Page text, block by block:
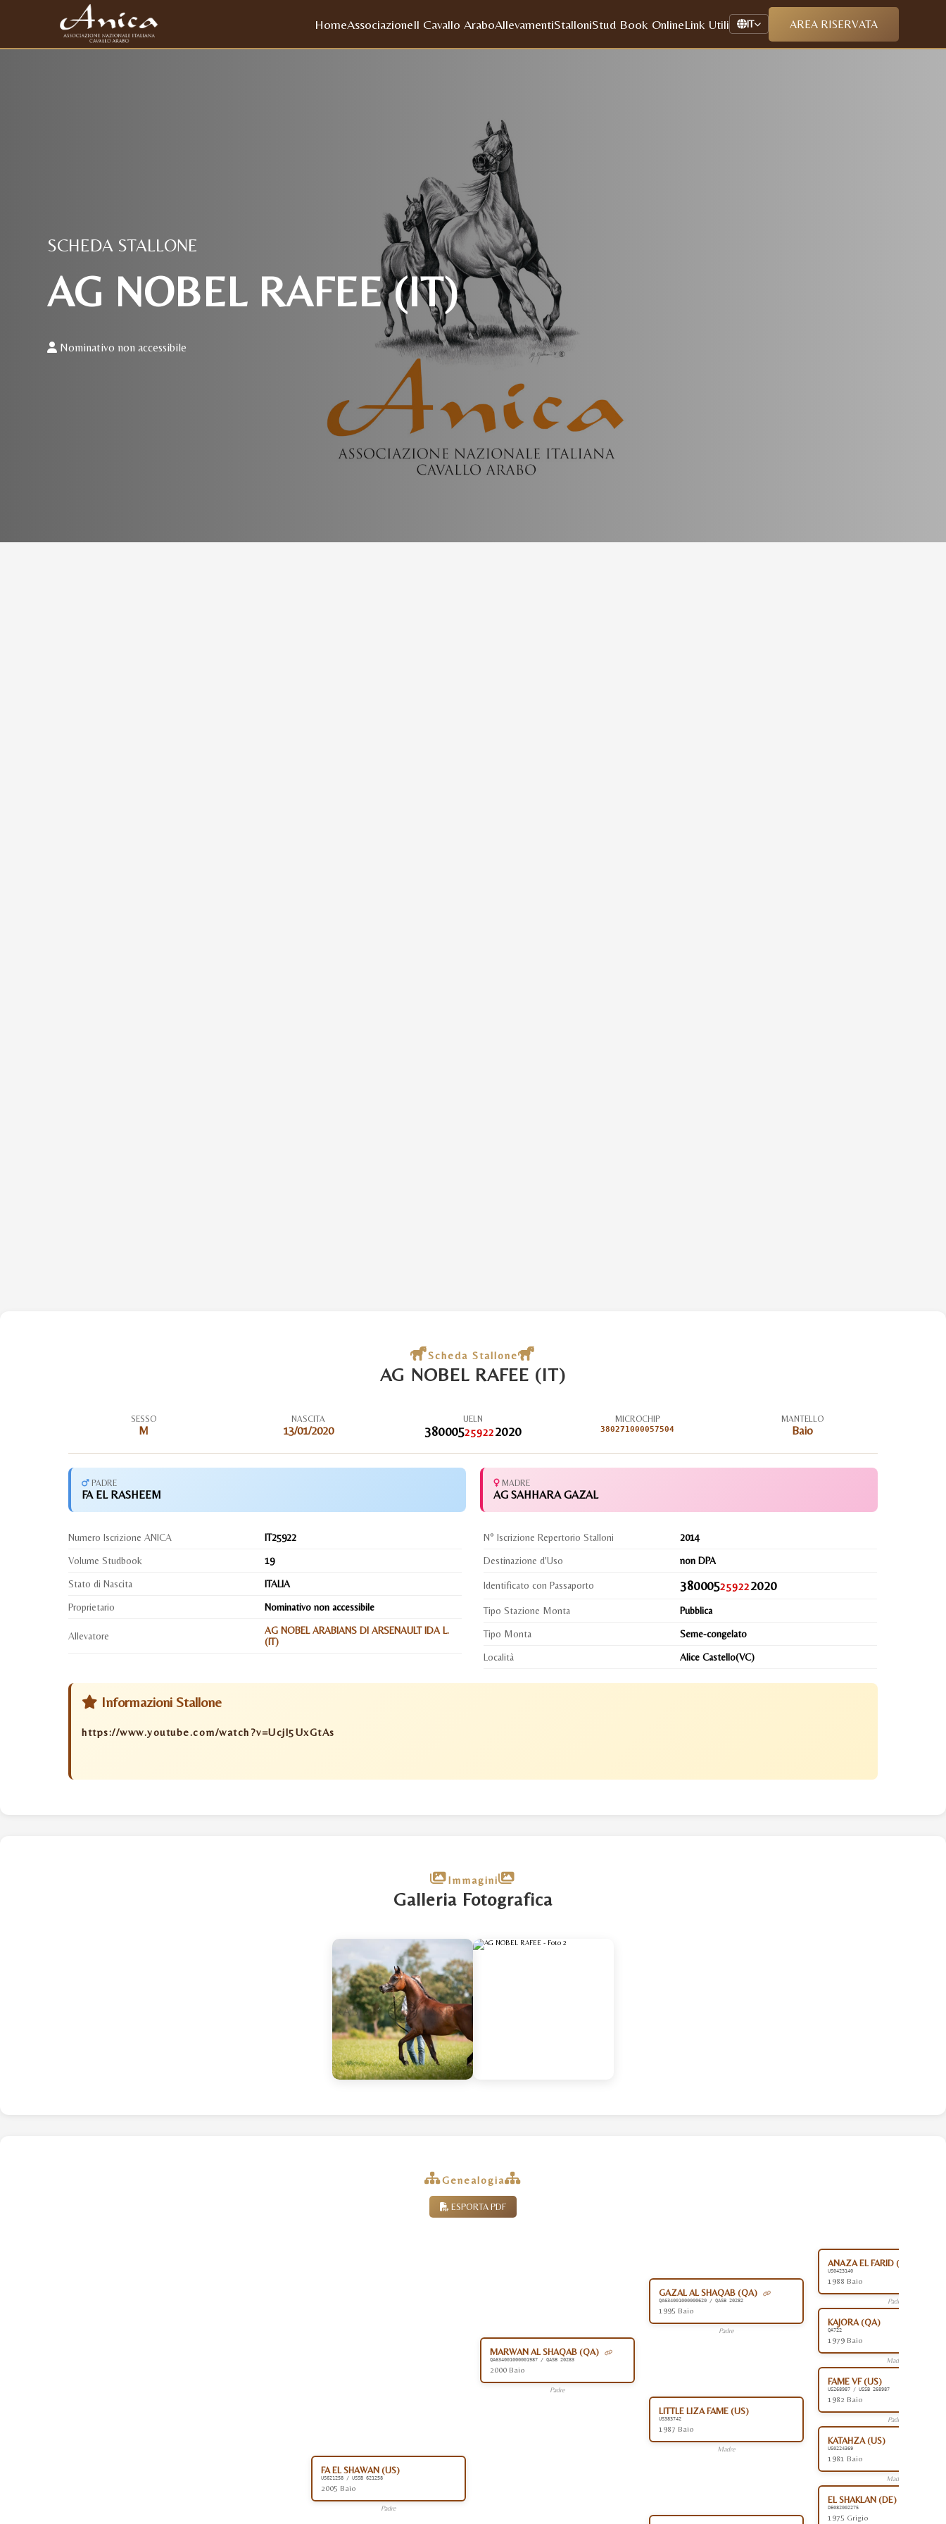
HomeAssociazioneIl Cavallo AraboAllevamentiStalloniStud Book OnlineLink Utili IT AREA RISERVATA
SCHEDA STALLONE
AG NOBEL RAFEE (IT)
Nominativo non accessibile
Scheda Stallone
AG NOBEL RAFEE (IT)
SESSO
M
NASCITA
13/01/2020
UELN
380005259222020
MICROCHIP
380271000057504
MANTELLO
Baio
PADRE
FA EL RASHEEM
MADRE
AG SAHHARA GAZAL
Numero Iscrizione ANICA IT25922
Volume Studbook 19
Stato di Nascita ITALIA
Proprietario Nominativo non accessibile
Allevatore
AG NOBEL ARABIANS DI ARSENAULT IDA L.
(IT)
N° Iscrizione Repertorio Stalloni 2014
Destinazione d'Uso non DPA
Identificato con Passaporto 380005259222020
Tipo Stazione Monta Pubblica
Tipo Monta Seme-congelato
Località Alice Castello(VC)
Informazioni Stallone
https://www.youtube.com/watch?v=Ucjl5UxGtAs
Immagini
Galleria Fotografica
Genealogia
ESPORTA PDF
FA EL SHAWAN (US)
US621258 / USSB 621258
2005 Baio
Padre
MARWAN AL SHAQAB (QA)
QA634001000001987 / QASB 20283
2000 Baio
Padre
GAZAL AL SHAQAB (QA)
QA634001000000620 / QASB 20282
1995 Baio
Padre
ANAZA EL FARID (US)
US0423140
1988 Baio
Padre
KAJORA (QA)
QA722
1979 Baio
Madre
LITTLE LIZA FAME (US)
US383742
1987 Baio
Madre
FAME VF (US)
US268987 / USSB 268987
1982 Baio
Padre
KATAHZA (US)
US0224369
1981 Baio
Madre
EL SHAKLAN (DE)
DE082002275
1975 Grigio